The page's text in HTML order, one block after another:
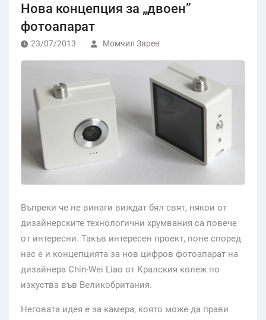
Нова концепция за „двоен”
фотоапарат
23/07/2013 Момчил Зарев
Въпреки че не винаги виждат бял свят, някои от
дизайнерските технологични хрумвания са повече
от интересни. Такъв интересен проект, поне според
нас е и концепцията за нов цифров фотоапарат на
дизайнера Chin-Wei Liao от Кралския колеж по
изкуства във Великобритания.
Неговата идея е за камера, която може да прави